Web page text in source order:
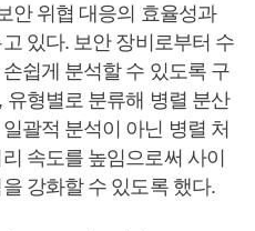
안 위협 대응의 효율성과
있다. 보안 장비로부터 수
쉽게 분석할 수 있도록 구
유형별로 분류해 병렬 분산
괄적 분석이 아닌 병렬 처
속도를 높임으로써 사이
강화할 수 있도록 했다.